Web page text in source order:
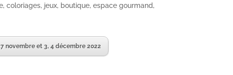
coloriages, jeux, boutique, espace gourmand,
27 novembre et 3, 4 décembre 2022